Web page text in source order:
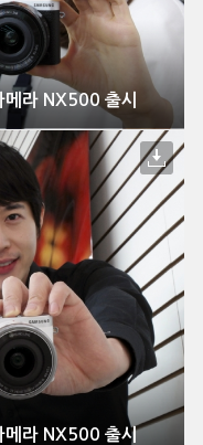
라 NX500 출시
메라 NX500 출시